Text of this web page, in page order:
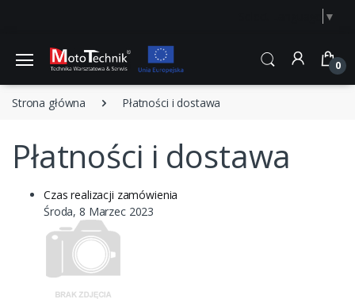
▼
0
Strona główna Płatności i dostawa
Płatności i dostawa
Czas realizacji zamówienia
Środa, 8 Marzec 2023